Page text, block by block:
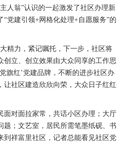
人翁”认识的一起激发了社区办理新
“党建引领+网格化处理+自愿服务”的
力，紧记嘱托，下一步，社区将
创立、创立效果由大众同享的工作思
旗红’党建品牌，不断的进步社区办
让社区建造欣欣向荣，大众日子红红
对面拉家常，共话小区办理；大厅
题；文艺室，居民所需笔墨纸砚、书
祥富里社区，记者总能看见社区党